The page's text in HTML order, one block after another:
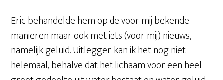
Eric behandelde hem op de voor mij bekende
manieren maar ook met iets (voor mij) nieuws,
namelijk geluid. Uitleggen kan ik het nog niet
helemaal, behalve dat het lichaam voor een heel